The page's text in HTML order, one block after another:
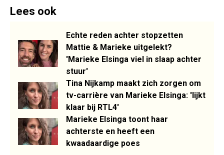
Lees ook
Echte reden achter stopzetten
Mattie & Marieke uitgelekt?
'Marieke Elsinga viel in slaap achter
stuur'
Tina Nijkamp maakt zich zorgen om
tv-carrière van Marieke Elsinga: 'lijkt
klaar bij RTL4'
Marieke Elsinga toont haar
achterste en heeft een
kwaadaardige poes